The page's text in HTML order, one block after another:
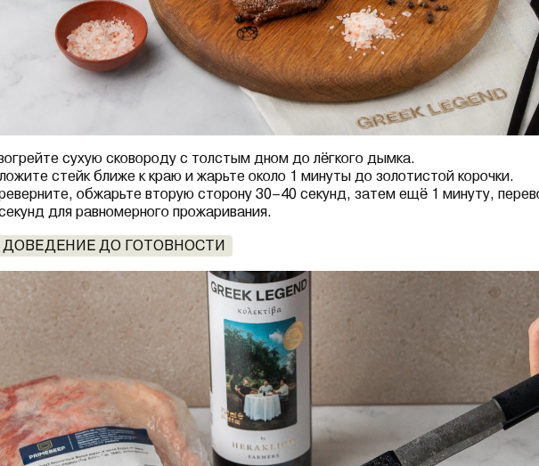
сухую сковороду с толстым дном до лёгкого дымка.
стейк ближе к краю и жарьте около 1 минуты до золотистой корочки.
обжарьте вторую сторону 30–40 секунд, затем ещё 1 минуту,
для равномерного прожаривания.
ДОВЕДЕНИЕ ДО ГОТОВНОСТИ